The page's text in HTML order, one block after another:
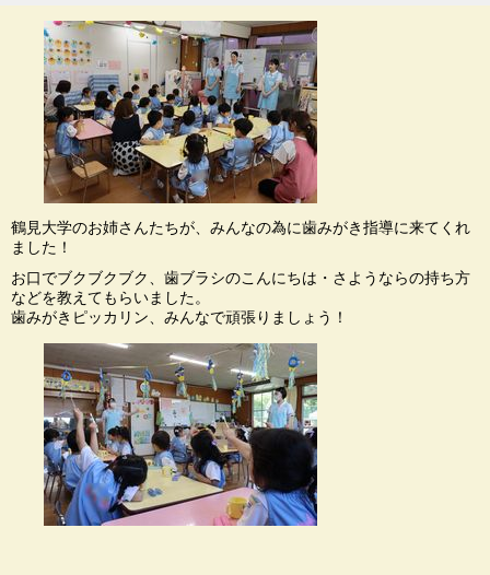
鶴見大学のお姉さんたちが、みんなの為に歯みがき指導に来てくれ
ました！
お口でブクブクブク、歯ブラシのこんにちは・さようならの持ち方
などを教えてもらいました。
歯みがきピッカリン、みんなで頑張りましょう！